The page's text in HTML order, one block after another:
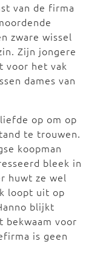
van de firma
zware wissel
Zijn jongere
voor het vak
dames van
op om op
te trouwen.
koopman
bleek in
huwt ze wel
loopt uit op
blijkt
bekwaam voor
is geen